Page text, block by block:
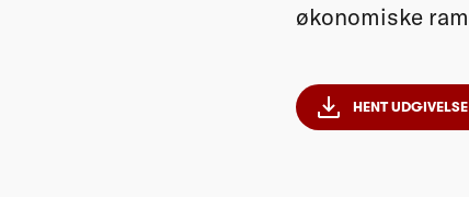
økonomiske
HENT UDGIVELSE